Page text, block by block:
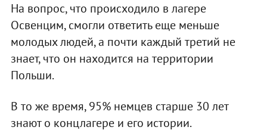
На вопрос, что происходило в лагере
Освенцим, смогли ответить еще меньше
молодых людей, а почти каждый третий не
знает, что он находится на территории
Польши.
В то же время, 95% немцев старше 30 лет
знают о концлагере и его истории.